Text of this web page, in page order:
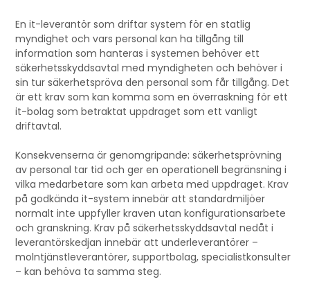
En it-leverantör som driftar system för en statlig
myndighet och vars personal kan ha tillgång till
information som hanteras i systemen behöver ett
säkerhetsskyddsavtal med myndigheten och behöver i
sin tur säkerhetspröva den personal som får tillgång. Det
är ett krav som kan komma som en överraskning för ett
it-bolag som betraktat uppdraget som ett vanligt
driftavtal.
Konsekvenserna är genomgripande: säkerhetsprövning
av personal tar tid och ger en operationell begränsning i
vilka medarbetare som kan arbeta med uppdraget. Krav
på godkända it-system innebär att standardmiljöer
normalt inte uppfyller kraven utan konfigurationsarbete
och granskning. Krav på säkerhetsskyddsavtal nedåt i
leverantörskedjan innebär att underleverantörer –
molntjänstleverantörer, supportbolag, specialistkonsulter
– kan behöva ta samma steg.